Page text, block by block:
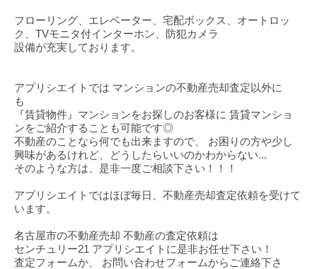
フローリング、エレベーター、宅配ボックス、オートロッ
ク、TVモニタ付インターホン、防犯カメラ
設備が充実しております。
アプリシエイトでは マンションの不動産売却査定以外に
も
『賃貸物件』マンションをお探しのお客様に 賃貸マンショ
ンをご紹介することも可能です◎
不動産のことなら何でも出来ますので、 お困りの方や少し
興味があるけれど、どうしたらいいのかわからない...
そのような方は、是非一度ご相談下さい！！！
アプリシエイトではほぼ毎日、不動産売却査定依頼を受けて
います。
名古屋市の不動産売却 不動産の査定依頼は
センチュリー21 アプリシエイトに是非お任せ下さい！
査定フォームか、 お問い合わせフォームからご連絡下さ